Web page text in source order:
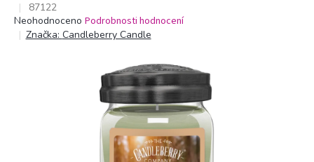
87122
Průměrné
hodnocení
Neohodnoceno Podrobnosti hodnocení
Značka: Candleberry Candle